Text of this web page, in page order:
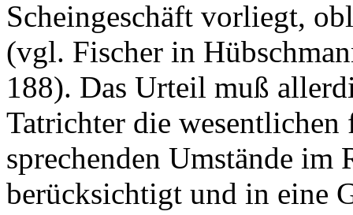
Scheingeschäft vorliegt,
(vgl. Fischer in
188). Das Urteil muß
Tatrichter die wesentlichen
sprechenden Umstände im
berücksichtigt und in eine